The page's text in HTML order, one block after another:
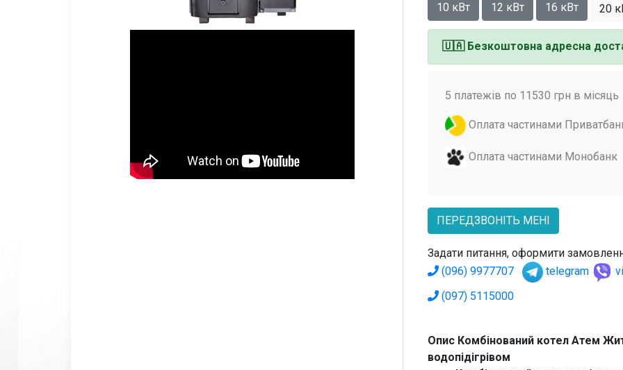
10 кВт
12 кВт 16 кВт 20
🇺🇦 Безкоштовна адресна
5 платежів по 11530 грн в місяць
Оплата частинами
Оплата частинами Монобанк
ПЕРЕДЗВОНІТЬ МЕНІ
Задати питання, оформити
(096) 9977707
telegram
(097) 5115000
Опис Комбінований котел Атем
водопідігрівом